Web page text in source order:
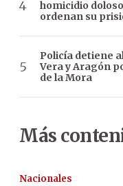
homicidio
ordenan su
Policía detiene
Vera y Aragón
de la Mora
Más
Nacionales